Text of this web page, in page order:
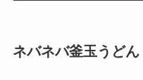
ネバネバ釜玉うどん